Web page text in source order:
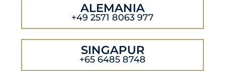
ALEMANIA
+49 2571 8063 977
SINGAPUR
+65 6485 8748